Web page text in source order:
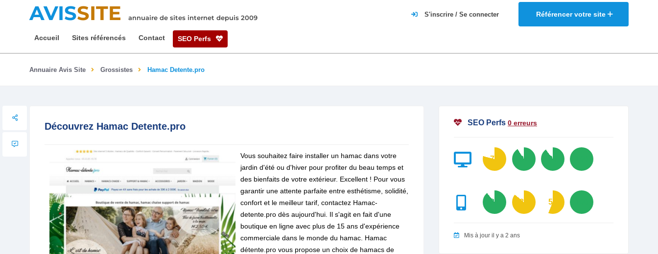
AVISSITE annuaire de sites internet depuis 2009 Référencer votre site
S'inscrire / Se connecter
Accueil Sites référencés Contact SEO Perfs
Annuaire Avis Site Grossistes Hamac Detente.pro
Découvrez Hamac Detente.pro
Vous souhaitez faire installer un hamac dans votre
jardin d'été ou d'hiver pour profiter du beau temps et
des bienfaits de votre extérieur. Excellent ! Pour vous
garantir une attente parfaite entre esthétisme, solidité,
confort et le meilleur tarif, contactez Hamac-
detente.pro dès aujourd'hui. Il s'agit en fait d'une
boutique en ligne avec plus de 15 ans d'expérience
commerciale dans le monde du hamac. Hamac
détente.pro vous propose un choix de hamacs de
SEO Perfs 0 erreurs
79 91 90
89 86 56
Mis à jour il y a 2 ans